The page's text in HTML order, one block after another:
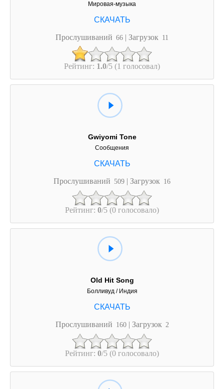
Мировая-музыка
Прослушиваний 66 | Загрузок 11
Рейтинг: 1.0/5 (1 голосовал)
Gwiyomi Tone
Сообщения
Прослушиваний 509 | Загрузок 16
Рейтинг: 0/5 (0 голосовало)
Old Hit Song
Болливуд / Индия
Прослушиваний 160 | Загрузок 2
Рейтинг: 0/5 (0 голосовало)